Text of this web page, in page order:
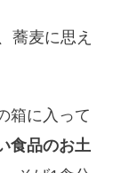
麦に思え
箱に入って
食品のお土